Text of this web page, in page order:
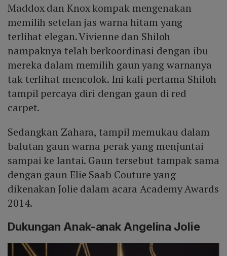
Maddox dan Knox kompak mengenakan
memilih setelan jas warna hitam yang
terlihat elegan. Vivienne dan Shiloh
nampaknya telah berkoordinasi dengan ibu
mereka dalam memilih gaun yang warnanya
tak terlihat mencolok. Ini kali pertama Shiloh
tampil percaya diri dengan gaun di red
carpet.
Sedangkan Zahara, tampil memukau dalam
balutan gaun warna perak yang menjuntai
sampai ke lantai. Gaun tersebut tampak sama
dengan gaun Elie Saab Couture yang
dikenakan Jolie dalam acara Academy Awards
2014.
Dukungan Anak-anak Angelina Jolie